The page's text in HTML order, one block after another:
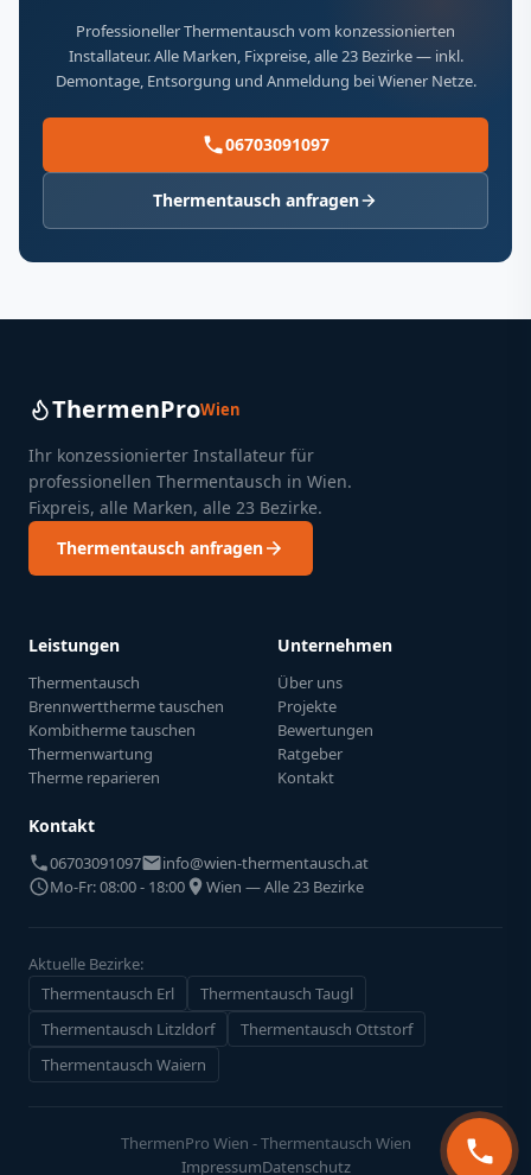
Professioneller Thermentausch vom konzessionierten
Installateur. Alle Marken, Fixpreise, alle 23 Bezirke — inkl.
Demontage, Entsorgung und Anmeldung bei Wiener Netze.
06703091097
Thermentausch anfragen
ThermenProWien
Ihr konzessionierter Installateur für
professionellen Thermentausch in Wien.
Fixpreis, alle Marken, alle 23 Bezirke.
Thermentausch anfragen
Leistungen
Thermentausch
Brennwerttherme tauschen
Kombitherme tauschen
Thermenwartung
Therme reparieren
Unternehmen
Über uns
Projekte
Bewertungen
Ratgeber
Kontakt
Kontakt
06703091097
info@wien-thermentausch.at
Mo-Fr: 08:00 - 18:00
Wien — Alle 23 Bezirke
Aktuelle Bezirke:
Thermentausch Erl
Thermentausch Taugl
Thermentausch Litzldorf
Thermentausch Ottstorf
Thermentausch Waiern
ThermenPro Wien - Thermentausch Wien
ImpressumDatenschutz